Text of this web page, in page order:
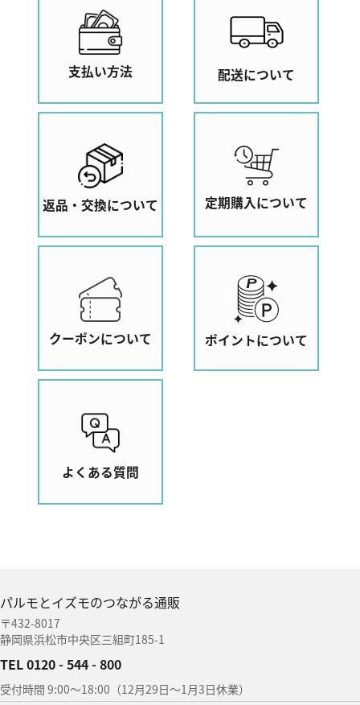
支払い方法 配送について
返品・交換について 定期購入について
クーポンについて ポイントについて
よくある質問
パルモとイズモのつながる通販
〒432-8017
静岡県浜松市中央区三組町185-1
TEL 0120 - 544 - 800
受付時間 9:00〜18:00（12月29日〜1月3日休業）